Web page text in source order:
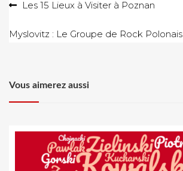
Navigation
l’article
Les 15 Lieux à Visiter à Poznan
Myslovitz : Le Groupe de Rock Polonais
Vous aimerez aussi